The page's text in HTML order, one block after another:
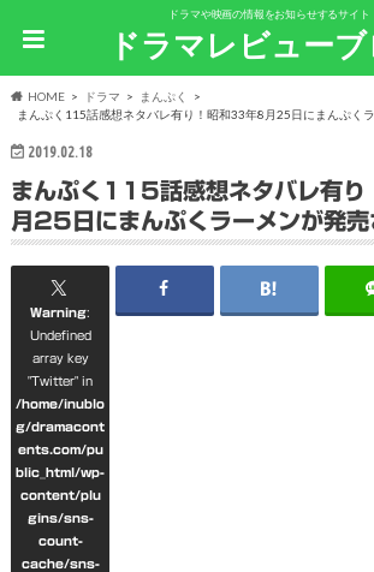
ドラマや映画の情報をお知らせするサイト
ドラマレビュー
HOME ドラマ
まんぷく
まんぷく115話感想ネタバレ有り！昭和33年8月25日にまんぷく
2019.02.18
まんぷく115話感想ネタバレ有
月25日にまんぷくラーメンが発売
Warning:
Undefined
array key
"Twitter" in
/home/inublo
g/dramacont
ents.com/pu
blic_html/wp-
content/plu
gins/sns-
count-
cache/sns-